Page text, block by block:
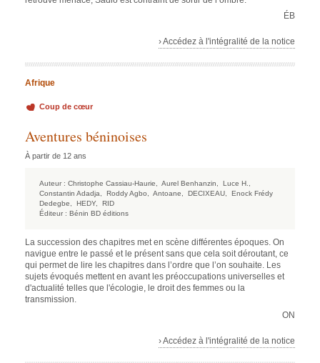
ÉB
› Accédez à l'intégralité de la notice
Afrique
Coup de cœur
Aventures béninoises
À partir de 12 ans
Auteur : Christophe Cassiau-Haurie, Aurel Benhanzin,
Luce H.,
Constantin Adadja,
Roddy Agbo, Antoane, DECIXEAU,
Enock Frédy
Dedegbe,
HEDY,
RID
Éditeur : Bénin BD éditions
La succession des chapitres met en scène différentes époques. On
navigue entre le passé et le présent sans que cela soit déroutant, ce
qui permet de lire les chapitres dans l’ordre que l’on souhaite. Les
sujets évoqués mettent en avant les préoccupations universelles et
d'actualité telles que l'écologie, le droit des femmes ou la
transmission.
ON
› Accédez à l'intégralité de la notice